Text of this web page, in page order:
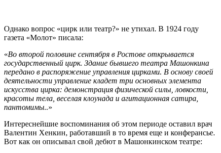
Однако вопрос «цирк или театр?» не утихал. В 1924 году
газета «Молот» писала:
«Во второй половине сентября в Ростове открывается
государственный цирк. Здание бывшего театра Машонкина
передано в распоряжение управления цирками. В основу своей
деятельности управление кладет три основных элемента
искусства цирка: демонстрация физической силы, ловкости,
красоты тела, веселая клоунада и агитационная сатира,
пантомимы..»
Интереснейшие воспоминания об этом периоде оставил врач
Валентин Хенкин, работавший в то время еще и конферансье.
Вот как он описывал свой дебют в Машонкинском театре: